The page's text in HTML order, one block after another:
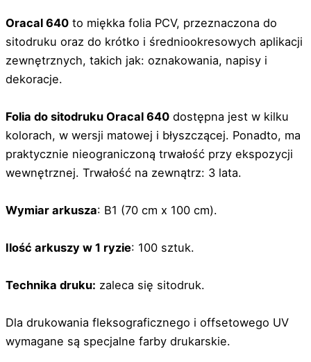
Oracal 640 to miękka folia PCV, przeznaczona do
sitodruku oraz do krótko i średniookresowych aplikacji
zewnętrznych, takich jak: oznakowania, napisy i
dekoracje.
Folia do sitodruku Oracal 640 dostępna jest w kilku
kolorach, w wersji matowej i błyszczącej. Ponadto, ma
praktycznie nieograniczoną trwałość przy ekspozycji
wewnętrznej. Trwałość na zewnątrz: 3 lata.
Wymiar arkusza: B1 (70 cm x 100 cm).
Ilość arkuszy w 1 ryzie: 100 sztuk.
Technika druku: zaleca się sitodruk.
Dla drukowania fleksograficznego i offsetowego UV
wymagane są specjalne farby drukarskie.